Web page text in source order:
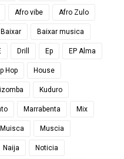
Afro vibe Afro Zulo
Baixar Baixar musica
Drill Ep EP Alma
Hop House
Kuduro
Marrabenta Mix
Muisca Muscia
Naija Noticia